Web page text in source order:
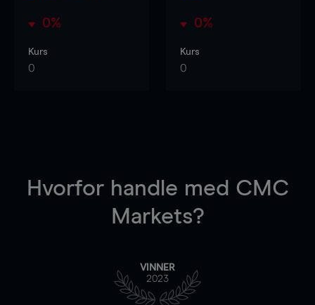
0%
Kurs
0
0%
Kurs
0
Hvorfor handle med CMC
Markets?
VINNER
2023